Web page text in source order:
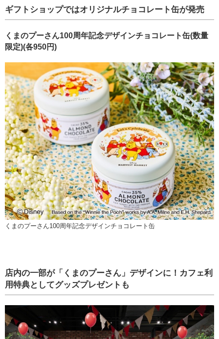
ギフトショップではオリジナルチョコレート缶が発売
くまのプーさん100周年記念デザインチョコレート缶(数量
限定)(各950円)
くまのプーさん100周年記念デザインチョコレート缶
店内の一部が「くまのプーさん」デザインに！カフェ利
用特典としてグッズプレゼントも